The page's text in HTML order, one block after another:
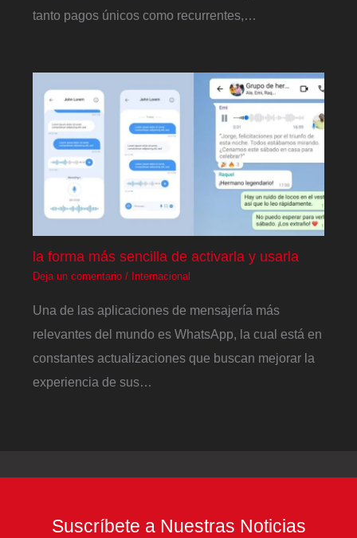
tanto pagos únicos como recurrentes,…
la forma más sencilla de activarla y usarla
Deja un comentario / Internacional
Una de las aplicaciones de mensajería más
relevantes del mundo es WhatsApp, la cual está en
constantes actualizaciones que buscan mejorar la
experiencia de sus…
Suscríbete a Nuestras Noticias